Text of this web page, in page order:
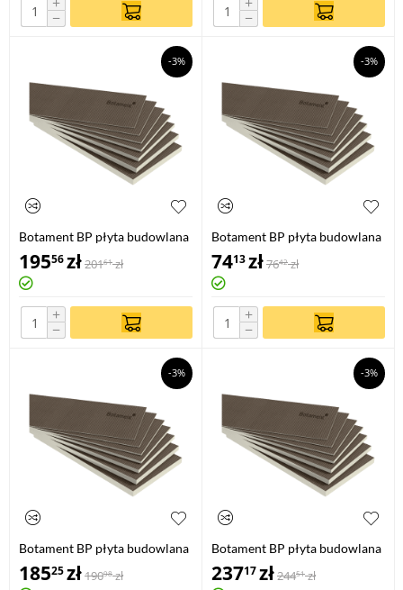
− −
-3%
Botament BP płyta budowlana
1,2 m x 0,6 m / 50 mm
19556zł20161 zł
+
−
-3%
Botament BP płyta budowlana
1,2 m x 0,6 m / 6 mm
7413zł7642 zł
+
−
-3%
Botament BP płyta budowlana
2,6 m x 0,6 m / 10 mm
18525zł19098 zł
-3%
Botament BP płyta budowlana
2,6 m x 0,6 m / 20 mm
23717zł24451 zł